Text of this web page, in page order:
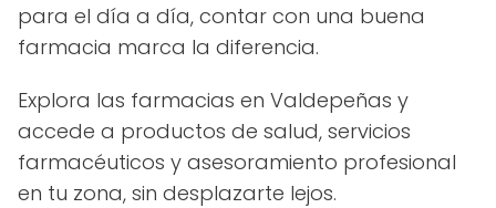
para el día a día, contar con una buena
farmacia marca la diferencia.
Explora las farmacias en Valdepeñas y
accede a productos de salud, servicios
farmacéuticos y asesoramiento profesional
en tu zona, sin desplazarte lejos.